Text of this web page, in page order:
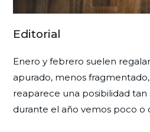
Editorial
Enero y febrero suelen
apurado, menos
reaparece una posibilidad
durante el año vemos poco o